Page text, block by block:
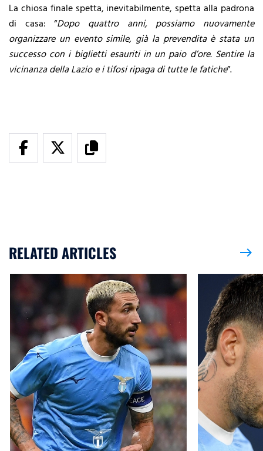
La chiosa finale spetta, inevitabilmente, spetta alla padrona
di casa: “Dopo quattro anni, possiamo nuovamente
organizzare un evento simile, già la prevendita è stata un
successo con i biglietti esauriti in un paio d’ore. Sentire la
vicinanza della Lazio e i tifosi ripaga di tutte le fatiche”.
RELATED ARTICLES east